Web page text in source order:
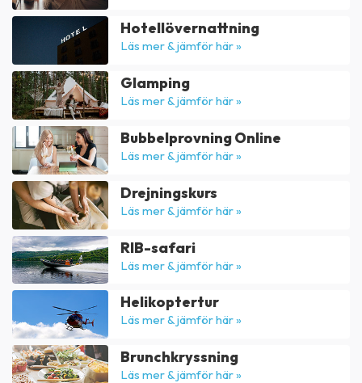
Hotellövernattning
Läs mer & jämför här »
Glamping
Läs mer & jämför här »
Bubbelprovning Online
Läs mer & jämför här »
Drejningskurs
Läs mer & jämför här »
RIB-safari
Läs mer & jämför här »
Helikoptertur
Läs mer & jämför här »
Brunchkryssning
Läs mer & jämför här »